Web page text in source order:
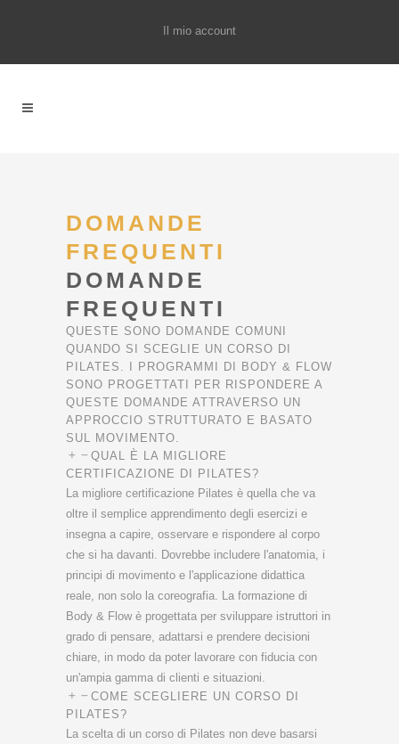
Il mio account
DOMANDE
FREQUENTI 
DOMANDE
FREQUENTI
QUESTE SONO DOMANDE COMUNI
QUANDO SI SCEGLIE UN CORSO DI
PILATES. I PROGRAMMI DI BODY & FLOW
SONO PROGETTATI PER RISPONDERE A
QUESTE DOMANDE ATTRAVERSO UN
APPROCCIO STRUTTURATO E BASATO
SUL MOVIMENTO.
QUAL È LA MIGLIORE
CERTIFICAZIONE DI PILATES?
La migliore certificazione Pilates è quella che va
oltre il semplice apprendimento degli esercizi e
insegna a capire, osservare e rispondere al corpo
che si ha davanti. Dovrebbe includere l'anatomia, i
principi di movimento e l'applicazione didattica
reale, non solo la coreografia. La formazione di
Body & Flow è progettata per sviluppare istruttori in
grado di pensare, adattarsi e prendere decisioni
chiare, in modo da poter lavorare con fiducia con
un'ampia gamma di clienti e situazioni.
COME SCEGLIERE UN CORSO DI
PILATES?
La scelta di un corso di Pilates non deve basarsi